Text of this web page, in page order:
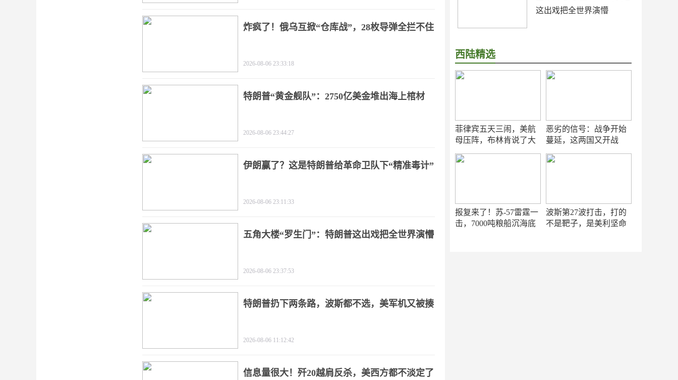
这出戏把全世界演懵
西陆精选
菲律宾五天三闹，美航
母压阵，布林肯说了大
恶劣的信号：战争开始
蔓延，这两国又开战
报复来了！苏-57雷霆一
击，7000吨粮船沉海底
波斯第27波打击，打的
不是靶子，是美利坚命
炸疯了！俄乌互掀“仓库战”，28枚导弹全拦不住
2026-08-06 23:33:18
特朗普“黄金舰队”：2750亿美金堆出海上棺材
2026-08-06 23:44:27
伊朗赢了？这是特朗普给革命卫队下“精准毒计”
2026-08-06 23:11:33
五角大楼“罗生门”：特朗普这出戏把全世界演懵
2026-08-06 23:37:53
特朗普扔下两条路，波斯都不选，美军机又被揍
2026-08-06 11:12:42
信息量很大！歼20越肩反杀，美西方都不淡定了